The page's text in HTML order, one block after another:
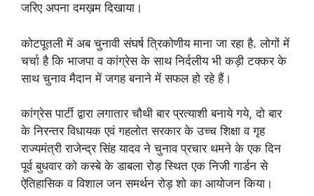
जरिए अपना दमख़म दिखाया।
कोटपूतली में अब चुनावी संघर्ष त्रिकोणीय माना जा रहा है. लोगों में
चर्चा है कि भाजपा व कांग्रेस के साथ निर्दलीय भी कड़ी टक्कर के
साथ चुनाव मैदान में जगह बनाने में सफल हो रहे हैं।
कांग्रेस पार्टी द्वारा लगातार चौथी बार प्रत्याशी बनाये गये, दो बार
के निरन्तर विधायक एवं गहलोत सरकार के उच्च शिक्षा व गृह
राज्यमंत्री राजेन्द्र सिंह यादव ने चुनाव प्रचार थमने के एक दिन
पूर्व बुधवार को कस्बे के डाबला रोड़ स्थित एक निजी गार्डन से
ऐतिहासिक व विशाल जन समर्थन रोड़ शो का आयोजन किया।